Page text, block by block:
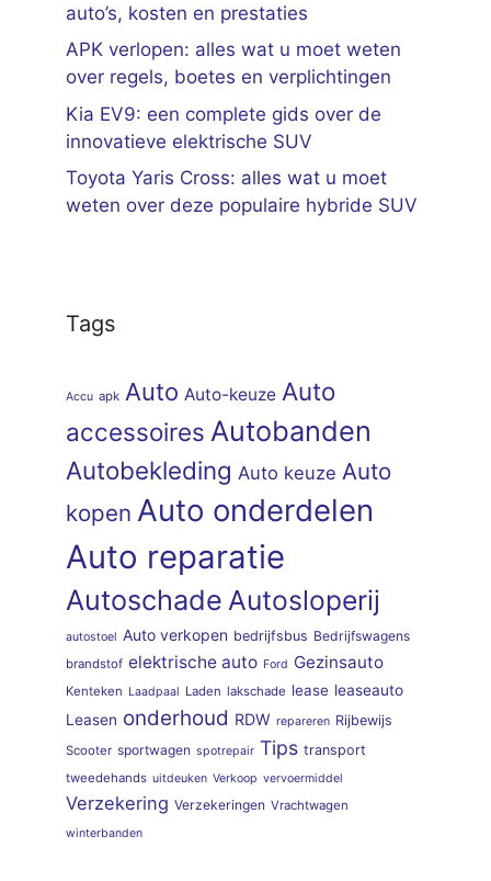
auto’s, kosten en prestaties
APK verlopen: alles wat u moet weten
over regels, boetes en verplichtingen
Kia EV9: een complete gids over de
innovatieve elektrische SUV
Toyota Yaris Cross: alles wat u moet
weten over deze populaire hybride SUV
Tags
Accu apk Auto Auto-keuze Auto
accessoires Autobanden
Autobekleding Auto keuze Auto
kopen Auto onderdelen
Auto reparatie
Autoschade Autosloperij
autostoel Auto verkopen bedrijfsbus Bedrijfswagens
brandstof elektrische auto Ford Gezinsauto
Kenteken Laadpaal Laden lakschade lease leaseauto
Leasen onderhoud RDW repareren Rijbewijs
Scooter sportwagen spotrepair Tips transport
tweedehands uitdeuken Verkoop vervoermiddel
Verzekering Verzekeringen Vrachtwagen
winterbanden